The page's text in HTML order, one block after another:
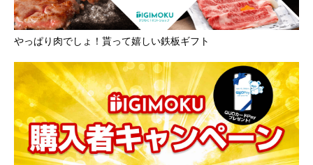
やっぱり肉でしょ！貰って嬉しい鉄板ギフト